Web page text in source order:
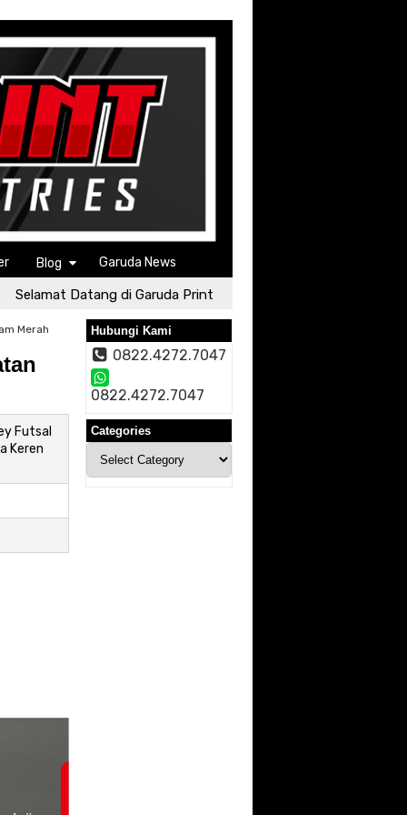
Blog Garuda News
Datang di Garuda Print
Merah
Futsal
Keren
Hubungi Kami
0822.4272.7047
0822.4272.7047
Categories
Categories